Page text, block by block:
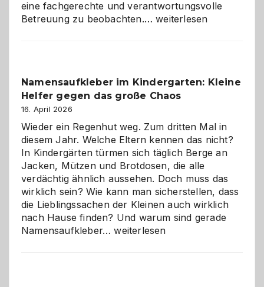
eine fachgerechte und verantwortungsvolle
Betreuung zu beobachten.…Betreuung
ist
eine
Wahl?
weiterlesen
Namensaufkleber im Kindergarten: Kleine
Helfer gegen das große Chaos
16. April 2026
Wieder ein Regenhut weg. Zum dritten Mal in
diesem Jahr. Welche Eltern kennen das nicht?
In Kindergärten türmen sich täglich Berge an
Jacken, Mützen und Brotdosen, die alle
verdächtig ähnlich aussehen. Doch muss das
wirklich sein? Wie kann man sicherstellen, dass
die Lieblingssachen der Kleinen auch wirklich
nach Hause finden? Und warum sind gerade
Namensaufkleber…Namensaufkleber
weiterlesen